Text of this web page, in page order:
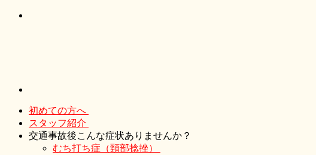
初めての方へ
スタッフ紹介
交通事故後こんな症状ありませんか？
むち打ち症（頸部捻挫）